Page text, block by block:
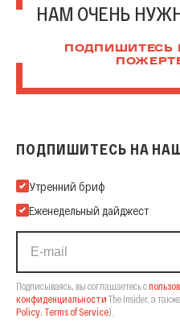
НАМ ОЧЕНЬ
ПОДПИШИТЕСЬ
ПОДПИШИТЕСЬ НА
Подпишитесь на нашу Email-
Утренний бриф
Еженедельный дайджест
Подписываясь, вы соглашаетесь с
конфиденциальности The Insider, а
Policy Terms of Service).